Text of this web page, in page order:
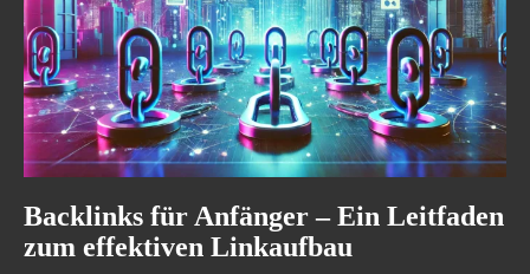
Backlinks für Anfänger – Ein Leitfaden
zum effektiven Linkaufbau